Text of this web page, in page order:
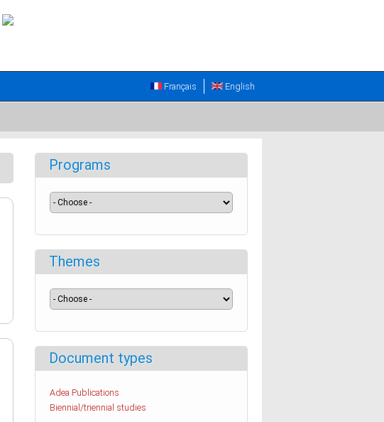
English
Français
Programs
Themes
Document types
Adea Publications
Biennial/triennial studies